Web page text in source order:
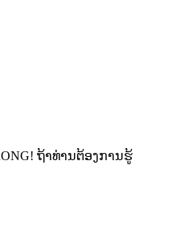
ຖ້າທ່ານຕ້ອງການຮູ້